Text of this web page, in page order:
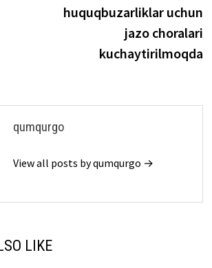
huquqbuzarliklar uchun
jazo choralari
kuchaytirilmoqda
qumqurgo
View all posts by qumqurgo →
LIKE